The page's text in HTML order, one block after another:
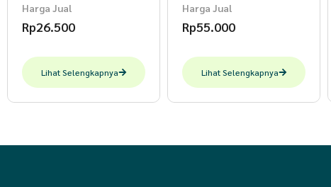
Harga Jual
Rp26.500
Lihat Selengkapnya
Harga Jual
Rp55.000
Lihat Selengkapnya